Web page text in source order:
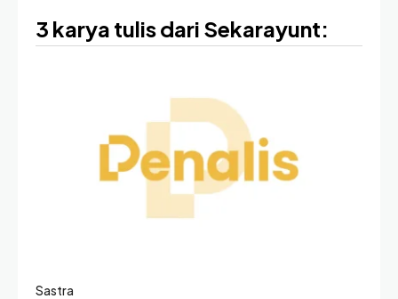
3 karya tulis dari Sekarayunt:
Sastra